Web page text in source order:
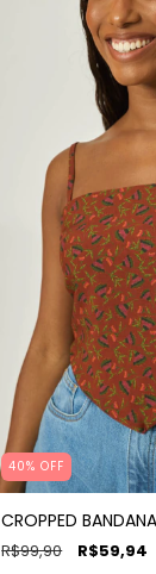
40% OFF
CROPPED
R$99,90 R$59,94